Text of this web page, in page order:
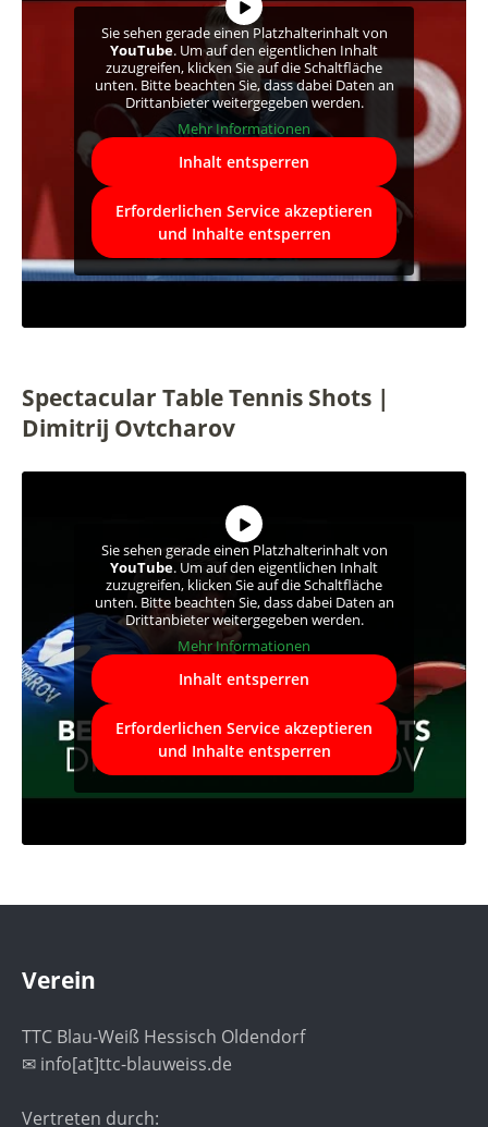
Sie sehen gerade einen Platzhalterinhalt von
YouTube. Um auf den eigentlichen Inhalt
zuzugreifen, klicken Sie auf die Schaltfläche
unten. Bitte beachten Sie, dass dabei Daten an
Drittanbieter weitergegeben werden.
Mehr Informationen
Inhalt entsperren
Erforderlichen Service akzeptieren
und Inhalte entsperren
Spectacular Table Tennis Shots |
Dimitrij Ovtcharov
Sie sehen gerade einen Platzhalterinhalt von
YouTube. Um auf den eigentlichen Inhalt
zuzugreifen, klicken Sie auf die Schaltfläche
unten. Bitte beachten Sie, dass dabei Daten an
Drittanbieter weitergegeben werden.
Mehr Informationen
Inhalt entsperren
Erforderlichen Service akzeptieren
und Inhalte entsperren
Verein
TTC Blau-Weiß Hessisch Oldendorf
✉ info[at]ttc-blauweiss.de
Vertreten durch: